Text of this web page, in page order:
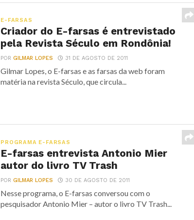
E-FARSAS
Criador do E-farsas é entrevistado
pela Revista Século em Rondônia!
PORGILMAR LOPES 31 DE AGOSTO DE 2011
Gilmar Lopes, o E-farsas e as farsas da web foram
matéria na revista Século, que circula...
PROGRAMA E-FARSAS
E-farsas entrevista Antonio Mier
autor do livro TV Trash
PORGILMAR LOPES 30 DE AGOSTO DE 2011
Nesse programa, o E-farsas conversou com o
pesquisador Antonio Mier – autor o livro TV Trash...